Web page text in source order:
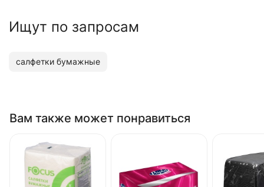
Ищут по запросам
салфетки бумажные
Вам также может понравиться